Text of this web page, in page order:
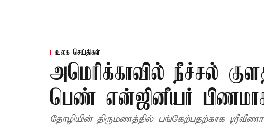
உலக செய்திகள்
அமெரிக்காவில் நீச்சல்
பெண் என்ஜினீயர்
தோழியின் திருமணத்தில் பங்கேற்பதற்காக ஸ்ரீவீணா